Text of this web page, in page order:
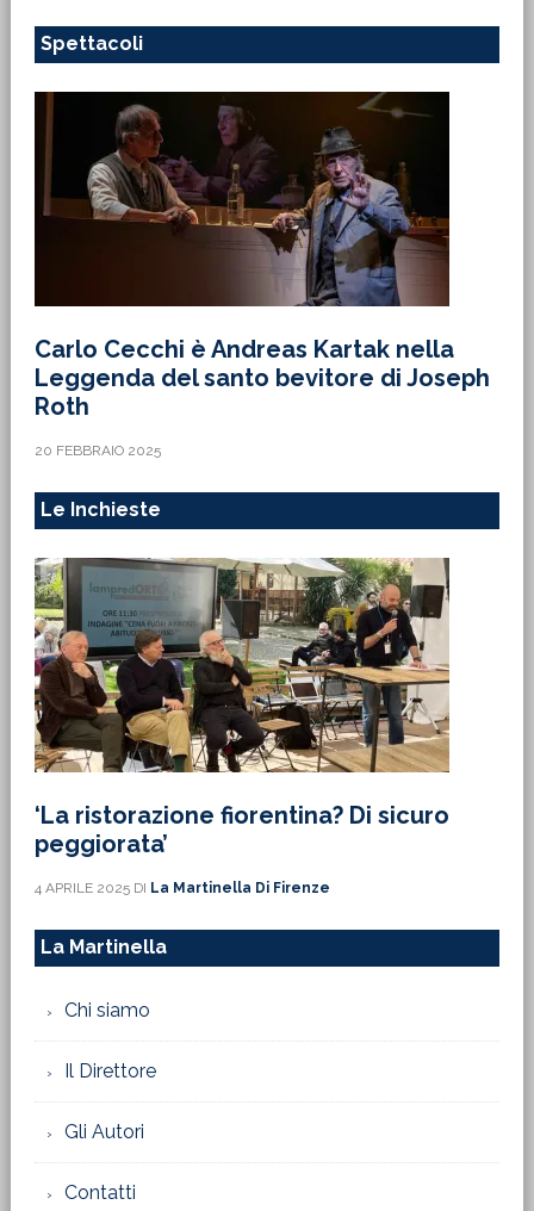
Spettacoli
Carlo Cecchi è Andreas Kartak nella
Leggenda del santo bevitore di Joseph
Roth
20 FEBBRAIO 2025
Le Inchieste
‘La ristorazione fiorentina? Di sicuro
peggiorata’
4 APRILE 2025DI La Martinella Di Firenze
La Martinella
Chi siamo
Il Direttore
Gli Autori
Contatti